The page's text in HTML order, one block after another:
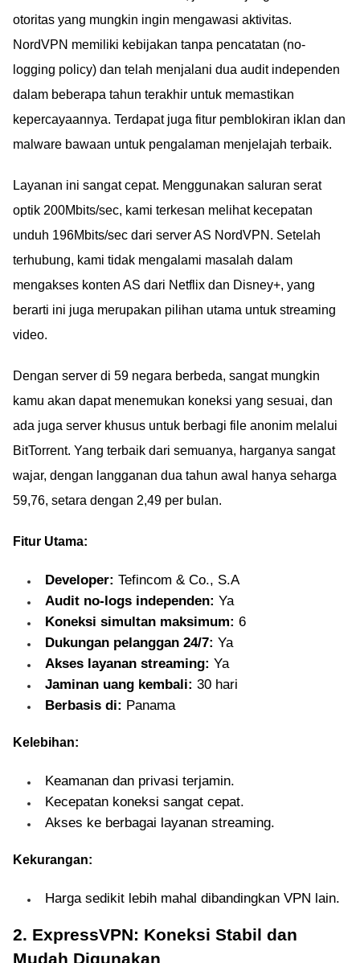
otoritas yang mungkin ingin mengawasi aktivitas.
NordVPN memiliki kebijakan tanpa pencatatan (no-
logging policy) dan telah menjalani dua audit independen
dalam beberapa tahun terakhir untuk memastikan
kepercayaannya. Terdapat juga fitur pemblokiran iklan dan
malware bawaan untuk pengalaman menjelajah terbaik.
Layanan ini sangat cepat. Menggunakan saluran serat
optik 200Mbits/sec, kami terkesan melihat kecepatan
unduh 196Mbits/sec dari server AS NordVPN. Setelah
terhubung, kami tidak mengalami masalah dalam
mengakses konten AS dari Netflix dan Disney+, yang
berarti ini juga merupakan pilihan utama untuk streaming
video.
Dengan server di 59 negara berbeda, sangat mungkin
kamu akan dapat menemukan koneksi yang sesuai, dan
ada juga server khusus untuk berbagi file anonim melalui
BitTorrent. Yang terbaik dari semuanya, harganya sangat
wajar, dengan langganan dua tahun awal hanya seharga
59,76, setara dengan 2,49 per bulan.
Fitur Utama:
Developer: Tefincom & Co., S.A
Audit no-logs independen: Ya
Koneksi simultan maksimum: 6
Dukungan pelanggan 24/7: Ya
Akses layanan streaming: Ya
Jaminan uang kembali: 30 hari
Berbasis di: Panama
Kelebihan:
Keamanan dan privasi terjamin.
Kecepatan koneksi sangat cepat.
Akses ke berbagai layanan streaming.
Kekurangan:
Harga sedikit lebih mahal dibandingkan VPN lain.
2. ExpressVPN: Koneksi Stabil dan
Mudah Digunakan